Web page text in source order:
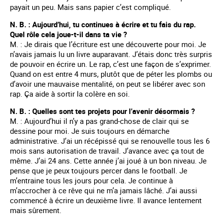
payait un peu. Mais sans papier c’est compliqué.
N. B. : Aujourd’hui, tu continues à écrire et tu fais du rap.
Quel rôle cela joue-t-il dans ta vie ?
M. : Je dirais que l’écriture est une découverte pour moi. Je
n’avais jamais lu un livre auparavant. J’étais donc très surpris
de pouvoir en écrire un. Le rap, c’est une façon de s’exprimer.
Quand on est entre 4 murs, plutôt que de péter les plombs ou
d’avoir une mauvaise mentalité, on peut se libérer avec son
rap. Ça aide à sortir la colère en soi.
N. B. : Quelles sont tes projets pour l’avenir désormais ?
M. : Aujourd’hui il n’y a pas grand-chose de clair qui se
dessine pour moi. Je suis toujours en démarche
administrative. J’ai un récépissé qui se renouvelle tous les 6
mois sans autorisation de travail. J’avance avec ça tout de
même. J’ai 24 ans. Cette année j’ai joué à un bon niveau. Je
pense que je peux toujours percer dans le football. Je
m’entraine tous les jours pour cela. Je continue à
m’accrocher à ce rêve qui ne m’a jamais lâché. J’ai aussi
commencé à écrire un deuxième livre. Il avance lentement
mais sûrement.